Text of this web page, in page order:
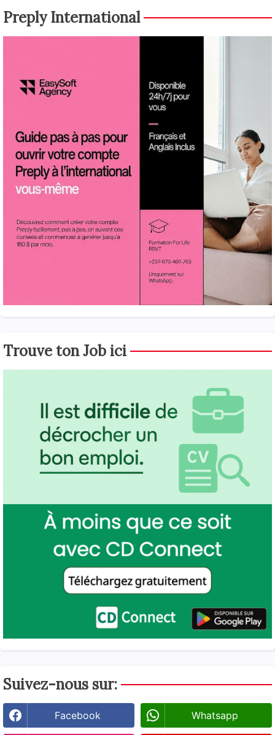
Preply International
Trouve ton Job ici
Suivez-nous sur:
Facebook Whatsapp